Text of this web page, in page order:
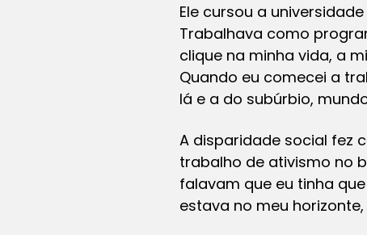
Ele cursou a
Trabalhava como
clique na minha vida, a
Quando eu comecei a
lá e a do subúrbio,
A disparidade social fez
trabalho de ativismo no
falavam que eu tinha
estava no meu